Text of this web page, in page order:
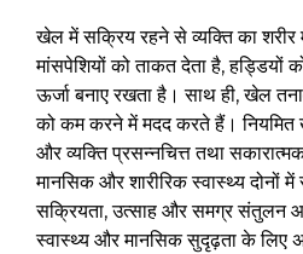
खेल में सक्रिय रहने से व्यक्ति का
मांसपेशियों को ताकत देता है, हड्डियों
ऊर्जा बनाए रखता है। साथ ही, खेल
को कम करने में मदद करते हैं। नियमित
और व्यक्ति प्रसन्नचित्त तथा
मानसिक और शारीरिक स्वास्थ्य दोनों
सक्रियता, उत्साह और समग्र संतुलन
स्वास्थ्य और मानसिक सुदृढ़ता के लिए